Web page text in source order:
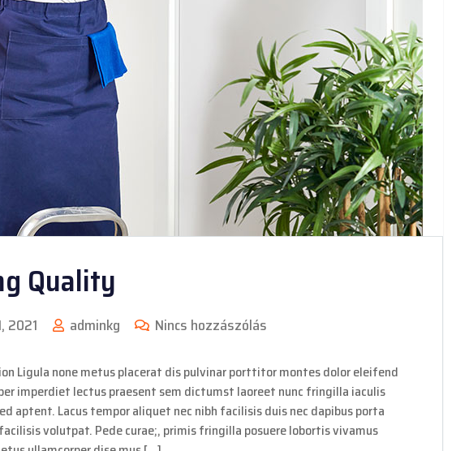
Quality
2021 adminkg Nincs hozzászólás
Ligula none metus placerat dis pulvinar porttitor montes dolor eleifend
imperdiet lectus praesent sem dictumst laoreet nunc fringilla iaculis
aptent. Lacus tempor aliquet nec nibh facilisis duis nec dapibus porta
volutpat. Pede curae;, primis fringilla posuere lobortis vivamus